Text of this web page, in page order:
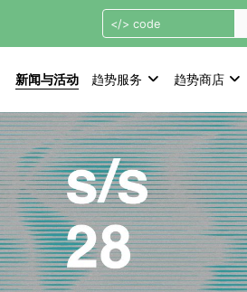
新闻与活动 趋势服务 趋势商店